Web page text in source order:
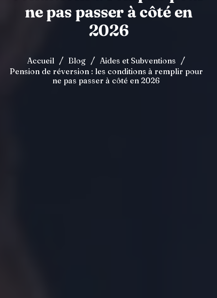
ne pas passer à côté en
2026
Accueil / Blog / Aides et Subventions /
Pension de réversion : les conditions à remplir pour
ne pas passer à côté en 2026